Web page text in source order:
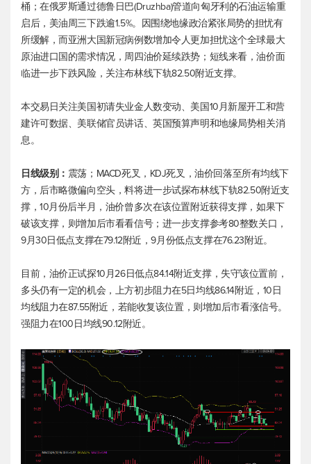
桶；在俄罗斯通过德鲁日巴(Druzhba)管道向匈牙利的石油运输重
启后，美油周三下跌逾1.5%。因围绕地缘政治紧张局势的担忧有
所缓解，而亚洲大国新冠病例数增加令人更加担忧这个全球最大
原油进口国的需求情况，周四油价延续跌势；短线来看，油价面
临进一步下跌风险，关注布林线下轨82.50附近支撑。
本交易日关注美国初请失业金人数变动、美国10月新屋开工和营
建许可数据、美联储官员讲话、英国预算声明和地缘局势相关消
息。
日线级别： 震荡；MACD死叉，KDJ死叉，油价回落至所有均线下
方，后市略微偏向空头，料将进一步试探布林线下轨82.50附近支
撑，10月份后半月，油价曾多次在该位置附近获得支撑，如果下
破该支撑，则增加后市看看信号；进一步支撑参考80整数关口，
9月30日低点支撑在79.12附近，9月份低点支撑在76.23附近。
目前，油价正试探10月26日低点84.14附近支撑，失守该位置前，
多头仍有一定的机会，上方初步阻力在5日均线86.14附近，10日
均线阻力在87.55附近，若能收复该位置，则增加后市看涨信号。
强阻力在100日均线90.12附近。